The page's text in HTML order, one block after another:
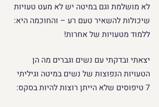
לא מושלמת וגם במיטה יש לא מעט טעויות
שיכולות להשאיר טעם רע – והחוכמה היא:
ללמוד מטעויות של אחרות!
יצאתי ובדקתי עם נשים וגברים מה הן
הטעויות הנפוצות של נשים במיטה וגיליתי
7 טיפוסים שלא הייתן רוצות להיות בסקס: